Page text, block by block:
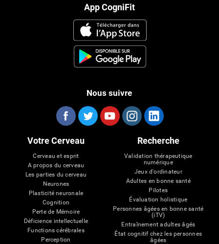
App CogniFit
Nous suivre
Votre Cerveau
Cerveau et esprit
A propos du cerveau
Les parties du cerveau
Neurones
Plasticité neuronale
Cognition
Perte de Mémoire
Déficience intellectuelle
Functions cérébrales
Perception
Recherche
Validation thérapeutique
numérique
Jeux d'ordinateur
Adultes en bonne santé
Pilotes
Évaluation holistique
Personnes âgées en bonne santé
(iTV)
Entraînement adultes âgés
État cognitif chez les personnes
âgées